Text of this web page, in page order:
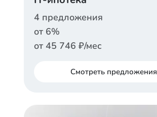
Ставка
от12,5%
Срок
30 лет от81 432
Заказать консультацию
4 предложения
от 6%
от 45 746 ₽/мес
Смотретьпредложения